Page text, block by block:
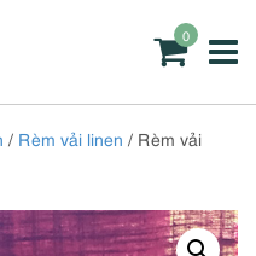
0
/ Rèm vải linen / Rèm vải